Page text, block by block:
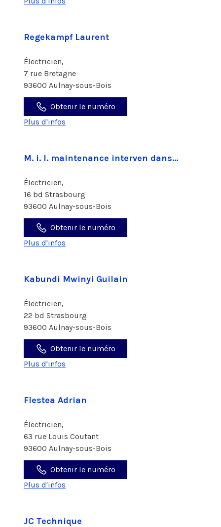
Regekampf Laurent
Électricien,
7 rue Bretagne
93600 Aulnay-sous-Bois
Obtenir le numéro
Plus d'infos
M. i. l. maintenance interven dans...
Électricien,
16 bd Strasbourg
93600 Aulnay-sous-Bois
Obtenir le numéro
Plus d'infos
Kabundi Mwinyi Guilain
Électricien,
22 bd Strasbourg
93600 Aulnay-sous-Bois
Obtenir le numéro
Plus d'infos
Flestea Adrian
Électricien,
63 rue Louis Coutant
93600 Aulnay-sous-Bois
Obtenir le numéro
Plus d'infos
JC Technique